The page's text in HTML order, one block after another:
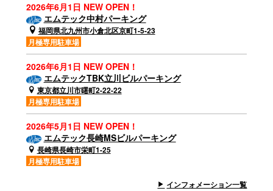
2026年6月1日 NEW OPEN！
エムテック中村パーキング
福岡県北九州市小倉北区京町1-5-23
月極専用駐車場
2026年6月1日 NEW OPEN！
エムテックTBK立川ビルパーキング
東京都立川市曙町2-22-22
月極専用駐車場
2026年5月1日 NEW OPEN！
エムテック長崎MSビルパーキング
長崎県長崎市栄町1-25
月極専用駐車場
インフォメーション一覧